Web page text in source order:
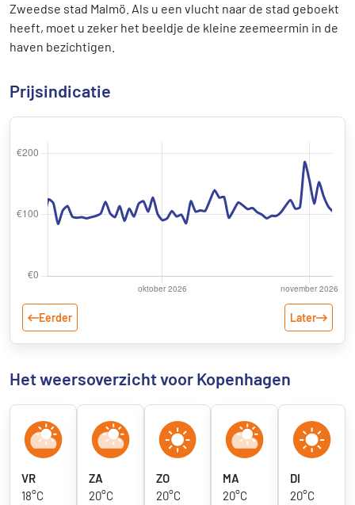
Zweedse stad Malmö. Als u een vlucht naar de stad geboekt
heeft, moet u zeker het beeldje de kleine zeemeermin in de
haven bezichtigen.
Prijsindicatie
Eerder Later
Het weersoverzicht voor Kopenhagen
VR
18°C
ZA
20°C
ZO
20°C
MA
20°C
DI
20°C